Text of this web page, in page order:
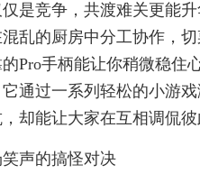
是竞争，共渡难关更能
乱的厨房中分工协作，
Pro手柄能让你稍微稳住
通过一系列轻松的小游
却能让大家在互相调侃彼
声的搞怪对决